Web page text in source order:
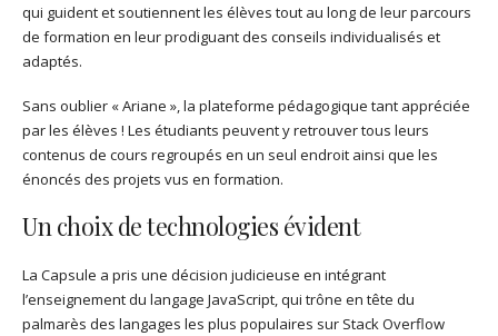
qui guident et soutiennent les élèves tout au long de leur parcours
de formation en leur prodiguant des conseils individualisés et
adaptés.
Sans oublier « Ariane », la plateforme pédagogique tant appréciée
par les élèves ! Les étudiants peuvent y retrouver tous leurs
contenus de cours regroupés en un seul endroit ainsi que les
énoncés des projets vus en formation.
Un choix de technologies évident
La Capsule a pris une décision judicieuse en intégrant
l’enseignement du langage JavaScript, qui trône en tête du
palmarès des langages les plus populaires sur Stack Overflow